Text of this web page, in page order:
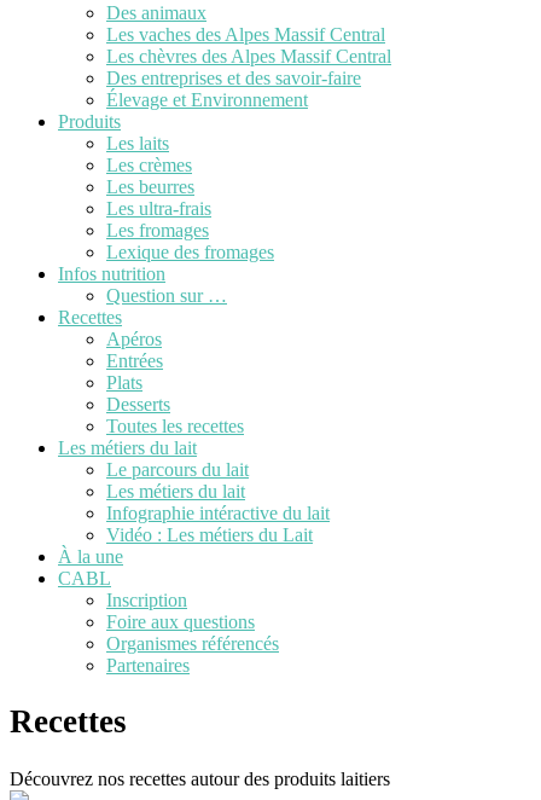
Des animaux
Les vaches des Alpes Massif Central
Les chèvres des Alpes Massif Central
Des entreprises et des savoir-faire
Élevage et Environnement
Produits
Les laits
Les crèmes
Les beurres
Les ultra-frais
Les fromages
Lexique des fromages
Infos nutrition
Question sur …
Recettes
Apéros
Entrées
Plats
Desserts
Toutes les recettes
Les métiers du lait
Le parcours du lait
Les métiers du lait
Infographie intéractive du lait
Vidéo : Les métiers du Lait
À la une
CABL
Inscription
Foire aux questions
Organismes référencés
Partenaires
Recettes
Découvrez nos recettes autour des produits laitiers